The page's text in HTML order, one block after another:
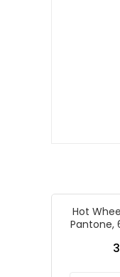
Hot
Pantone,